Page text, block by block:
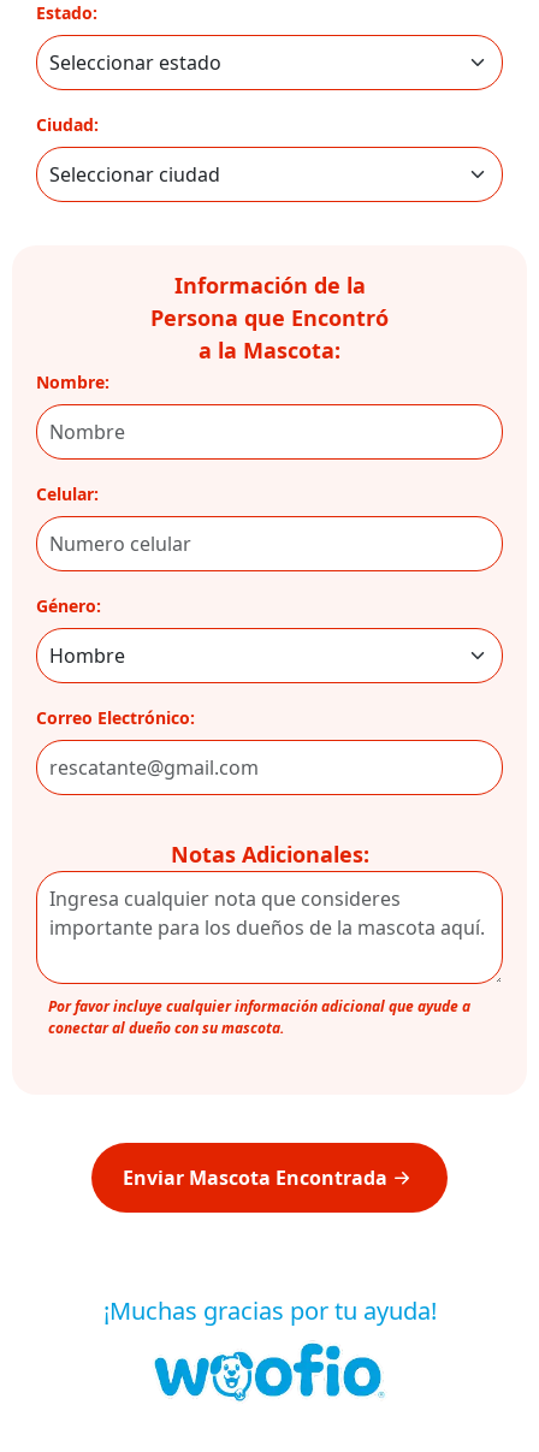
Estado:
Ciudad:
Información de la
Persona que Encontró
a la Mascota:
Nombre:
Celular:
Género:
Correo Electrónico:
Notas Adicionales:
Por favor incluye cualquier información adicional que ayude a
conectar al dueño con su mascota.
Enviar Mascota Encontrada
¡Muchas gracias por tu ayuda!